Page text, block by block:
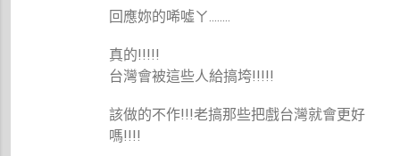
回應妳的唏噓ㄚ........
真的!!!!!
台灣會被這些人給搞垮!!!!!
該做的不作!!!老搞那些把戲台灣就會更好
嗎!!!!